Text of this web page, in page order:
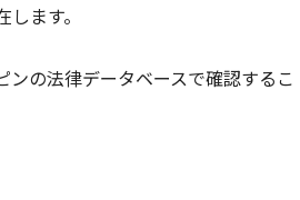
ます。
の法律データベースで確認するこ